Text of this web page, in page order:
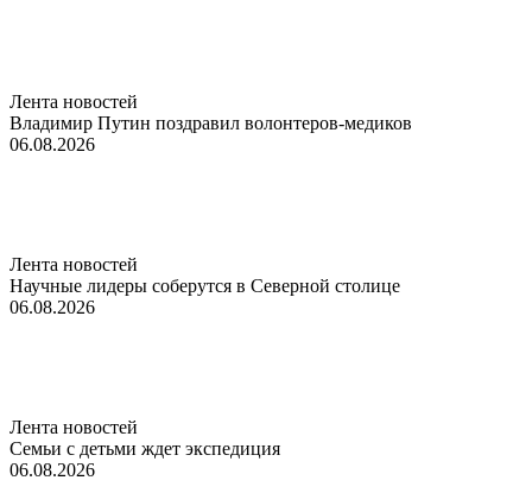
Лента новостей
Владимир Путин поздравил волонтеров-медиков
06.08.2026
Лента новостей
Научные лидеры соберутся в Северной столице
06.08.2026
Лента новостей
Семьи с детьми ждет экспедиция
06.08.2026